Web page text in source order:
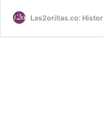
Las2orillas.co: